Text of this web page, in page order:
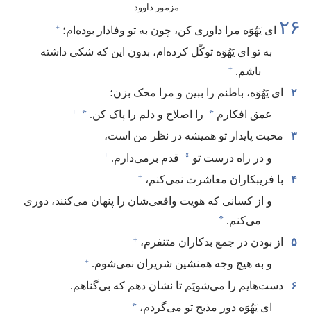
مزمور داوود.‏
۲۶ ای یَهُوَه مرا داوری کن،‏ چون به تو وفادار بوده‌ام؛‏ +
به تو ای یَهُوَه توکّل کرده‌ام،‏ بدون این که شکی داشته
باشم.‏ +
۲
ای یَهُوَه،‏ باطنم را ببین و مرا محک بزن؛‏
عمق افکارم * را اصلاح و دلم را پاک کن.‏ *
+
۳
محبت پایدار تو همیشه در نظر من است،‏
و در راه درست تو * قدم برمی‌دارم.‏ +
۴ با فریبکاران معاشرت نمی‌کنم،‏ +
و از کسانی که هویت واقعی‌شان را پنهان می‌کنند،‏ دوری
می‌کنم.‏ *
۵ از بودن در جمع بدکاران متنفرم،‏ +
و به هیچ وجه همنشین شریران نمی‌شوم.‏ +
۶
دست‌هایم را می‌شویَم تا نشان دهم که بی‌گناهم.‏
ای یَهُوَه دور مذبح تو می‌گردم،‏ *